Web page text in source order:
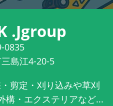
.Jgroup
0835
島江4-20-5
剪定・刈り込みや草刈
構・エクステリアなど...